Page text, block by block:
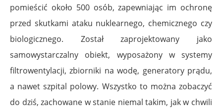
pomieścić około 500 osób, zapewniając im ochronę
przed skutkami ataku nuklearnego, chemicznego czy
biologicznego. Został zaprojektowany jako
samowystarczalny obiekt, wyposażony w systemy
filtrowentylacji, zbiorniki na wodę, generatory prądu,
a nawet szpital polowy. Wszystko to można zobaczyć
do dziś, zachowane w stanie niemal takim, jak w chwili